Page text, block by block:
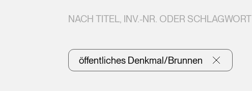
NACH TITEL, INV.-NR. ODER SCHLAGWORT
öffentliches Denkmal/Brunnen